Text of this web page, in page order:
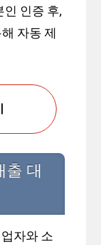
인 인증 후,
자동 제
출 대
자와 소